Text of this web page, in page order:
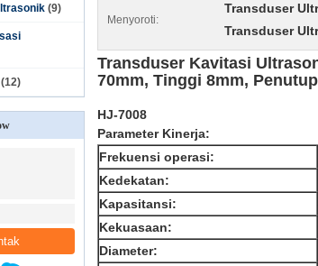
(9)
(12)
Menyoroti:
Transduser
Transduser
Transduser Kavitasi
70mm, Tinggi 8mm,
HJ-7008
Parameter Kinerja:
Frekuensi operasi:
Kedekatan:
Kapasitansi:
Kekuasaan:
Diameter: